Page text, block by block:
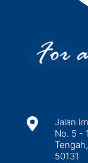

Jalan
No. 5 -
50131